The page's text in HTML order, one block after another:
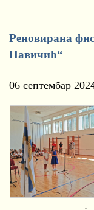
Реновирана
Павичић“
06 септембар